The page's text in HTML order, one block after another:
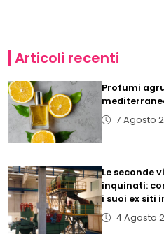
Articoli recenti
Profumi
7 Agosto
Le seconde
inquinati:
i suoi ex siti
4 Agosto